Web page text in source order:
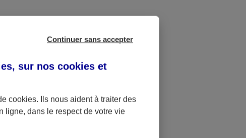
Continuer sans accepter
sur nos cookies et
cookies. Ils nous aident à traiter des
ligne, dans le respect de votre vie